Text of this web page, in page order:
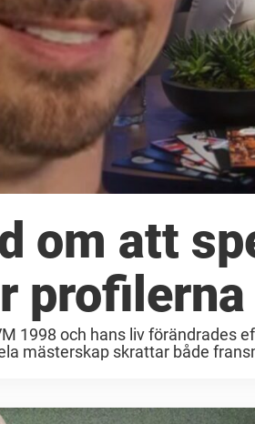
om att
1998 och hans liv förändrades
mästerskap skrattar både